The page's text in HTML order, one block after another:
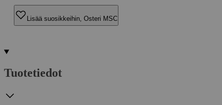
Lisää suosikkeihin, Osteri MSC
Tuotetiedot